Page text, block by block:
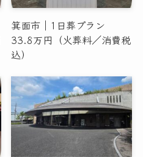
箕面市｜1日葬プラン
33.8万円（火葬料／消費税
込）